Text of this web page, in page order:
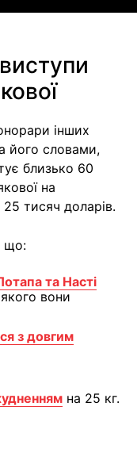
інших
його словами,
близько 60
на
тисяч доларів.
що:
та Насті
якого вони
з довгим
на 25 кг.
Viber
у Whatsapp
у Messenger
у LinkedIn